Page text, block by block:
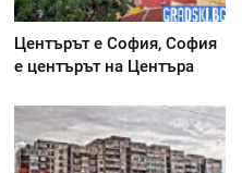
Центърът е София, София
е центърът на Центъра